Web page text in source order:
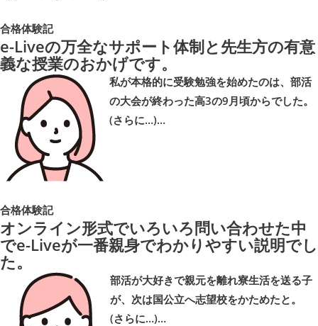
合格体験記
e-Liveの万全なサポート体制と先生方の有意
義な授業のおかげです。
私が本格的に受験勉強を始めたのは、部活
の大会が終わった高3の9月頃からでした。
(さらに…)…
合格体験記
オンライン形式でいろいろ問い合わせた中
でe-Liveが一番親身でわかりやすい説明でし
た。
部活が大好きで親元を離れ寮生活を送る子
が、次は国公立へ志望校をかためたと。
(さらに…)…